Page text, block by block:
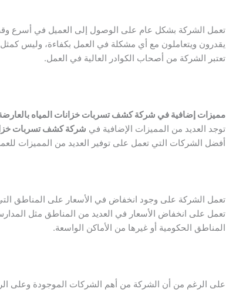
تعمل الشركة بشكل عام على الوصول إلى العميل في أسرع وقت
يقدرون ويتعاملون مع أي مشكلة في العمل بكفاءة، وليس كمثل
تعتبر الشركة من أصحاب الكوادر العالية في العمل.
مميزات إضافية في شركة كشف تسربات خزانات المياه
توجد العديد من المميزات الإضافية في شركة كشف تسربات
أفضل الشركات التي تعمل على توفير العديد من المميزات
تعمل الشركة على وجود انخفاض في الأسعار على المناطق
تعمل على انخفاض الأسعار في العديد من المناطق مثل
المناطق الحكومية أو غيرها من الأماكن الواسعة.
على الرغم من أن الشركة من أهم الشركات الموجودة وعلى